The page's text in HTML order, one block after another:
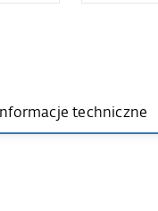
techniczne